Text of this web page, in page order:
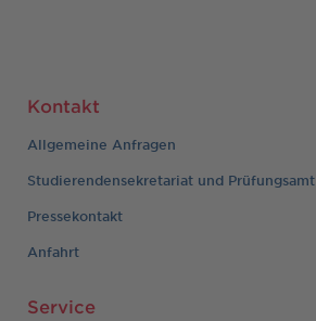
Kontakt
Allgemeine Anfragen
Studierendensekretariat und Prüfungsamt
Pressekontakt
Anfahrt
Service